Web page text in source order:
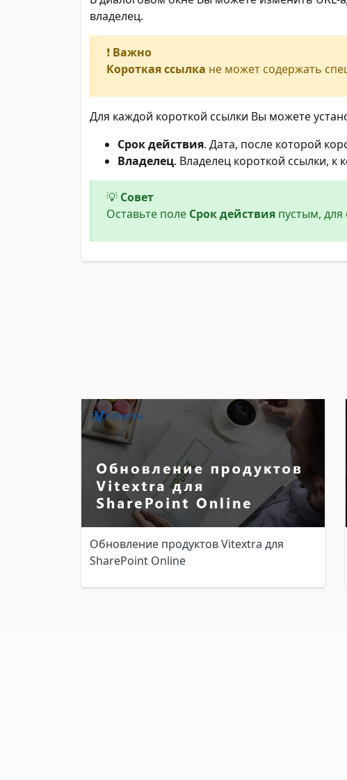
владелец.
❗ Важно
Короткая ссылка не может содержать
Для каждой короткой ссылки Вы можете
Срок действия. Дата, после которой
Владелец. Владелец короткой ссылки,
💡 Совет
Оставьте поле Срок действия пустым,
Обновление продуктов Vitextra для
SharePoint Online